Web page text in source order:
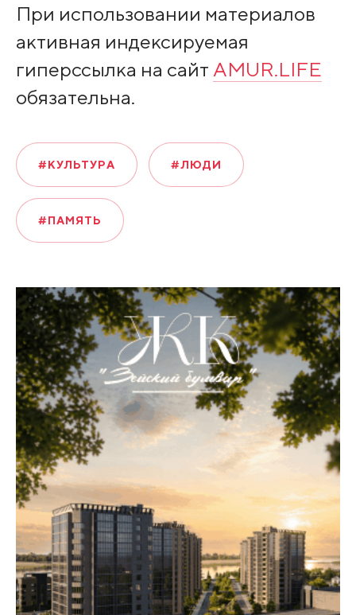
При использовании материалов
активная индексируемая
гиперссылка на сайт AMUR.LIFE
обязательна.
#КУЛЬТУРА #ЛЮДИ
#ПАМЯТЬ